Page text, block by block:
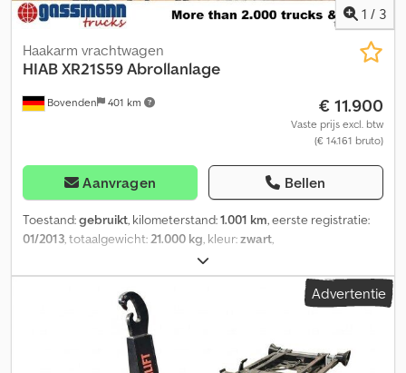
1 / 3
Bovenden 401 km
Haakarm vrachtwagen
HIABXR21S59 Abrollanlage
€ 11.900
Vaste prijs excl. btw
(€ 14.161 bruto)
Aanvragen Bellen
Toestand:gebruikt, kilometerstand:1.001 km, eerste registratie:
01/2013, totaalgewicht:21.000 kg, kleur:zwart,
, soort overbrenging:
2013, Voertuiglocatie: Bovenden, Opbouw: 21t Hiab XR21S59
afzetsysteem voor containers tot 7m, gedemonteerd van Daimler-
Benz Actros 2644 L 6x4 met een wielbasis van 4500 mm!
ACCESSOIRE-INFORMATIE ZONDER GARANTIE, wijzigingen,
tussentijdse verkoop en fouten voorbehouden! Cedpfx Aaeyf
Advertentie